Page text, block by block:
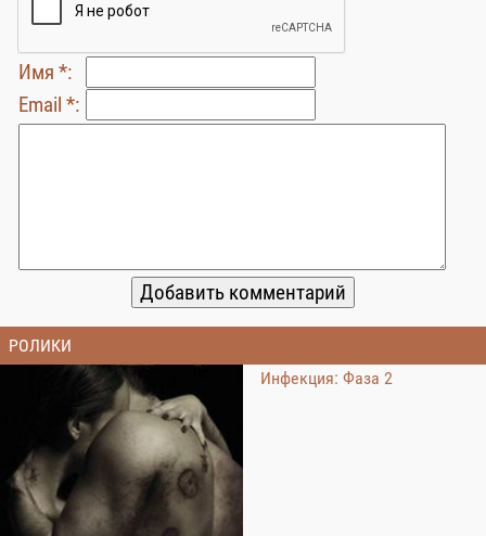
Имя *:
Email *:
РОЛИКИ
Инфекция: Фаза 2